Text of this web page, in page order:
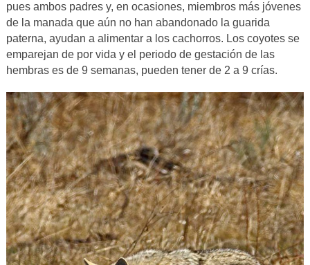
pues ambos padres y, en ocasiones, miembros más jóvenes
de la manada que aún no han abandonado la guarida
paterna, ayudan a alimentar a los cachorros. Los coyotes se
emparejan de por vida y el periodo de gestación de las
hembras es de 9 semanas, pueden tener de 2 a 9 crías.